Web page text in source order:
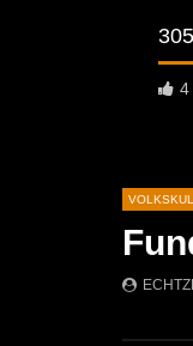
4
02:04